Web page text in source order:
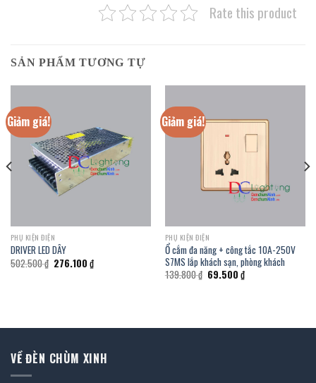
Rate this product
SẢN PHẨM TƯƠNG TỰ
Giảm giá!
PHỤ KIỆN ĐIỆN
DRIVER LED DÂY
502.500₫ Giá
gốc
276.100 ₫Giá
hiện
Giảm giá!
PHỤ KIỆN ĐIỆN
Ổ cắm đa năng + công tắc 10A-250V
S7MS lắp khách sạn, phòng khách
139.800₫ Giá
gốc
69.500 ₫Giá
hiện
VỀ ĐÈN CHÙM XINH